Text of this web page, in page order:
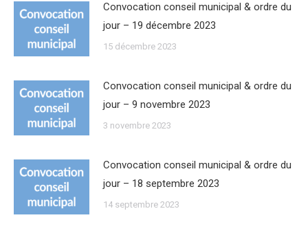
Convocation conseil municipal & ordre du
jour – 19 décembre 2023
15 décembre 2023
Convocation conseil municipal & ordre du
jour – 9 novembre 2023
3 novembre 2023
Convocation conseil municipal & ordre du
jour – 18 septembre 2023
14 septembre 2023